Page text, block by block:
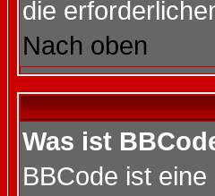
die
Nach oben
Was ist
BBCode ist